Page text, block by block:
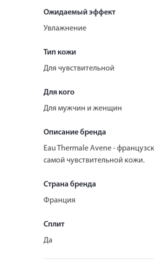
Ожидаемый эффект
Увлажнение
Тип кожи
Для чувствительной
Для кого
Для мужчин и женщин
Описание бренда
Eau Thermale Avene -
самой чувствительной кожи.
Страна бренда
Франция
Сплит
Да